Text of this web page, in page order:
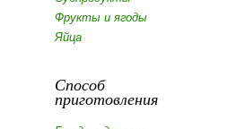
Фрукты и ягоды
Яйца
Способ
приготовления